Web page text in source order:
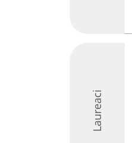
Laureaci